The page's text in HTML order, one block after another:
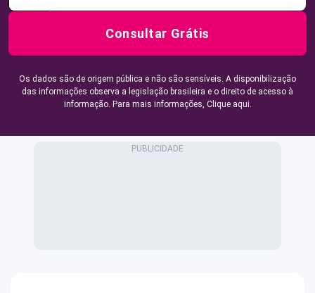
Consultar Grátis
Os dados são de origem pública e não são sensíveis. A disponibilização
das informações observa a legislação brasileira e o direito de acesso à
informação. Para mais informações, Clique aqui.